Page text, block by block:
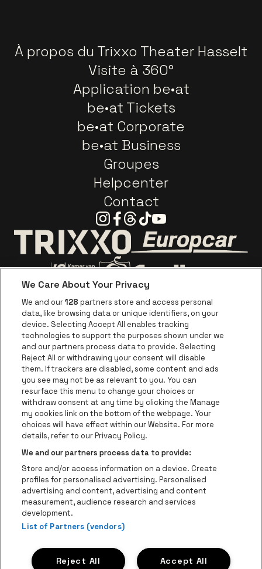
À propos du Trixxo Theater Hasselt
Visite à 360°
Application be•at
be•at Tickets
be•at Corporate
be•at Business
Groupes
Helpcenter
Contact
Instagram
Facebook
Threads
TiktokYoutube
Visitez le site de Trixxo
Visitez le site de Voka Limburg
Visitez le site de Jupiler
Visitez le site de Coca-Cola
Visitez le site de Red Bull
Visitez le
Visitez le site de Champagne Pommery
Visitez le site de Le
Visitez le site de Le logo Lillet en
Visitez le site de
Visitez le site de Holiday Inn
Visitez le site de
Visitez le
Trixxo Theater Hasselt fait partie debe•at
Trixxo Theater Hasselt
Gouverneur Verwilghensingel 70, 3500 Hasselt
Be-At Venues
Schijnpoortweg 119, 2170 Anvers
BTW (BE) 0461.051.688 - RPR Antwerpen
BNP Paribas Fortis - IBAN: BE93 2200 4925 0067 - BIC:
GEBABEBB
We Care About Your Privacy
We and our128 partners store and access personal
data, like browsing data or unique identifiers, on your
device. Selecting Accept All enables tracking
technologies to support the purposes shown under we
and our partners process data to provide. Selecting
Reject All or withdrawing your consent will disable
them. If trackers are disabled, some content and ads
you see may not be as relevant to you. You can
resurface this menu to change your choices or
withdraw consent at any time by clicking the Manage
my cookies link on the bottom of the webpage. Your
choices will have effect within our Website. For more
details, refer to our Privacy Policy.
We and our partners process data to provide:
Store and/or access information on a device. Create
profiles for personalised advertising. Personalised
advertising and content, advertising and content
measurement, audience research and services
development.
List of Partners (vendors)
Accept All
Reject All